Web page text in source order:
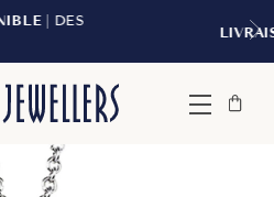
LIVRAISON GRATUITE À PARTIR
Menu
Sac
Fermer